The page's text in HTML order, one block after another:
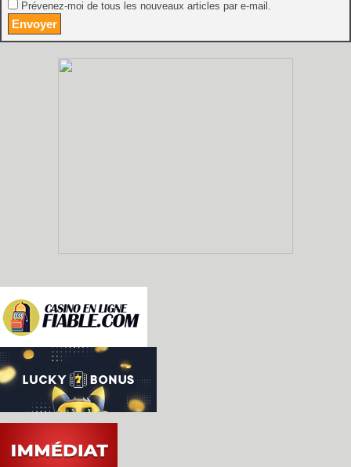
Prévenez-moi de tous les nouveaux articles par e-mail.